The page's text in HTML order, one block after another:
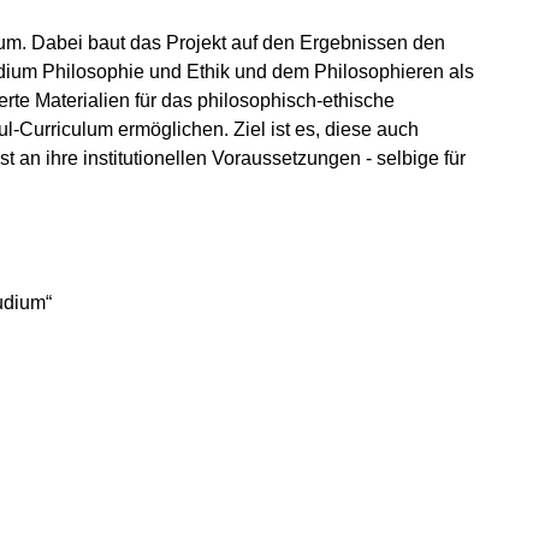
Dabei baut das Projekt auf den Ergebnissen den
Philosophie und Ethik und dem Philosophieren als
Materialien für das philosophisch-ethische
Curriculum ermöglichen. Ziel ist es, diese auch
an ihre institutionellen Voraussetzungen - selbige für